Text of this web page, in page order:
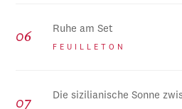
Ruhe am Set
FEUILLETON
Die sizilianische Sonne